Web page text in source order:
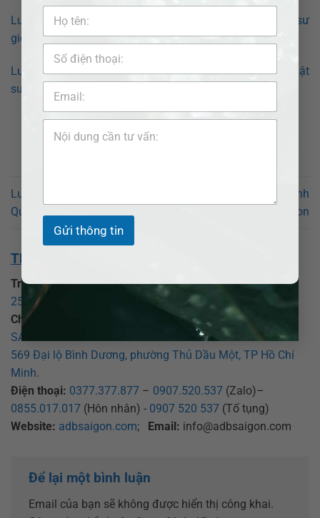
Gửi thông tin
Luật sư tranh chấp hợp đồng tại Phường Sài Gòn? Luật sư
giỏi Adb Saigon
Luật sư tranh chấp hợp đồng tại Phường Thủ Đức? Luật
sư giỏi Adb Saigon
Luật sư giỏi tại Phường Bình
Quới – Luật sư Adb Saigon
Luật sư giỏi tại Phường Bình
Tân – Luật sư Adb Saigon
THÔNG TIN VỀ CHÚNG TÔI:
Trụ sở chính:CÔNG TY LUẬT TNHH ADB SAIGON
25 Đồng Xoài, phường Tân Bình, TP Hồ Chí Minh
Chi nhánh Bình Dương:
CÔNG TY LUẬT TNHH ADB
SAIGON – CHI NHÁNH BÌNH DƯƠNG
569 Đại lộ Bình Dương, phường Thủ Dầu Một, TP Hồ Chí
Minh.
Điện thoại: 0377.377.877 – 0907.520.537 (Zalo)–
0855.017.017 (Hôn nhân) - 0907 520 537 (Tố tụng)
Website: adbsaigon.com; Email: info@adbsaigon.com
Để lại một bình luận
Email của bạn sẽ không được hiển thị công khai.